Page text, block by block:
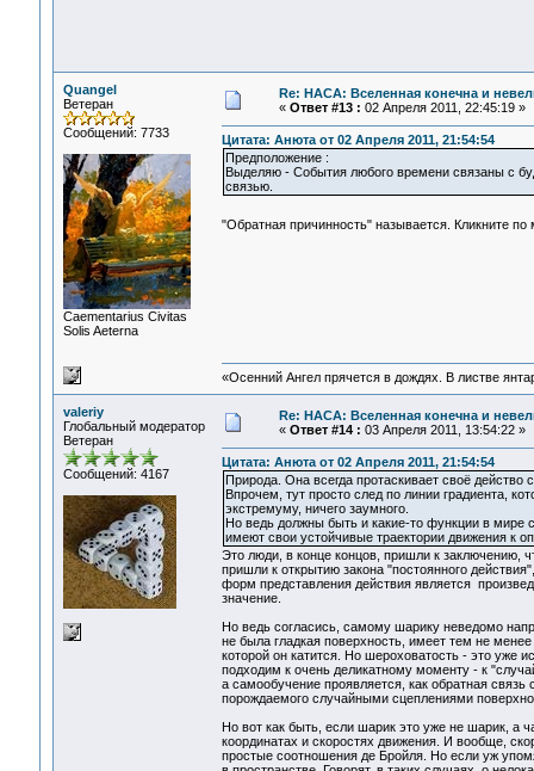
Quangel
Ветеран
Сообщений: 7733
Сaementarius Civitas
Solis Aeterna
Re: НАСА: Вселенная конечна и
« Ответ #13 : 02 Апреля 2011, 22:45:19 »
Цитата: Анюта от 02 Апреля 2011, 21:54:54
Предположение :
Выделяю - События любого времени связаны с
связью.
"Обратная причинность" называется. Кликните
«Осенний Ангел прячется в дождях. В листве
valeriy
Глобальный модератор
Ветеран
Сообщений: 4167
Re: НАСА: Вселенная конечна и
« Ответ #14 : 03 Апреля 2011, 13:54:22 »
Цитата: Анюта от 02 Апреля 2011, 21:54:54
Природа. Она всегда протаскивает своё
Впрочем, тут просто след по линии градиента,
экстремуму, ничего заумного.
Но ведь должны быть и какие-то функции в мире
имеют свои устойчивые траектории движения к
Это люди, в конце концов, пришли к заключению,
пришли к открытию закона "постоянного
форм представления действия является
значение.
Но ведь согласись, самому шарику неведомо
не была гладкая поверхность, имеет тем не
которой он катится. Но шероховатость - это уже
подходим к очень деликатному моменту - к
а самообучение проявляется, как обратная
порождаемого случайными сцеплениями
Но вот как быть, если шарик это уже не шарик, а
координатах и скоростях движения. И вообще,
простые соотношения де Бройля. Но если уж